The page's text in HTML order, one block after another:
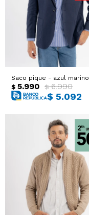
Saco pique - azul marino
$ 5.990 $ 6.990
$ 5.092
Sacos
Trajes
Abrigos
Ver todo
T-shirts y Tops
Ver todo